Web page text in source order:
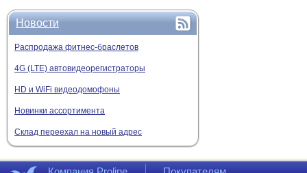
Новости
Распродажа фитнес-браслетов
4G (LTE) автовидеорегистраторы
HD и WiFi видеодомофоны
Новинки ассортимента
Склад переехал на новый адрес